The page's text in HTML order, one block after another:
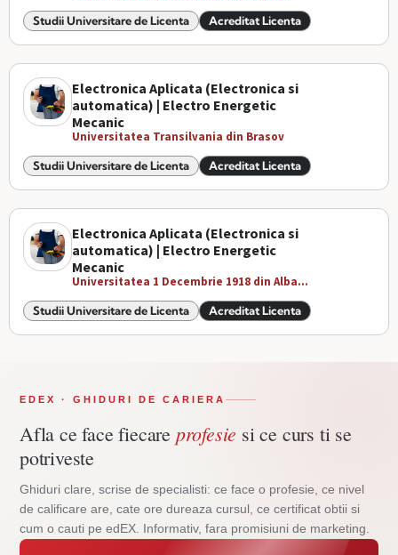
Studii Universitare de Licenta Acreditat Licenta
Electronica Aplicata (Electronica si
automatica) | Electro Energetic
Mecanic
Universitatea Transilvania din Brasov
Studii Universitare de Licenta Acreditat Licenta
Electronica Aplicata (Electronica si
automatica) | Electro Energetic
Mecanic
Universitatea 1 Decembrie 1918 din Alba...
Studii Universitare de Licenta Acreditat Licenta
EDEX · GHIDURI DE CARIERA
Afla ce face fiecare profesie si ce curs ti se
potriveste
Ghiduri clare, scrise de specialisti: ce face o profesie, ce nivel
de calificare are, cate ore dureaza cursul, ce certificat obtii si
cum o cauti pe edEX. Informativ, fara promisiuni de marketing.